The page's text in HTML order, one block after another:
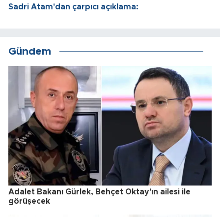
Sadri Atam'dan çarpıcı açıklama:
Gündem
Adalet Bakanı Gürlek, Behçet Oktay'ın ailesi ile
görüşecek